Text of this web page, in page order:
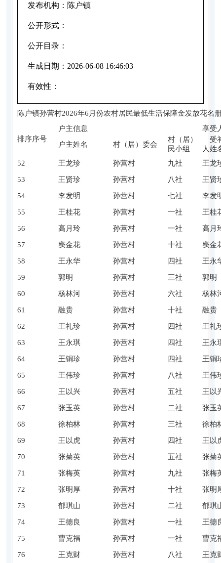
发布机构： 陈户镇
公开形式：
公开目录：
生成日期： 2026-06-08 16:46:03
有效性：
陈户镇孙营村2026年6月份农村居民最低生活保障金发放花名
排序序号
户主信息
享受
户主姓名
村（居）委会
村（居）
民小组
受
人姓
52
王龙珍 孙营村 九社 王龙
53 王贤珍 孙营村 八社 王贤
54 李发明 孙营村 七社 李发
55 王桂花 孙营村 一社 王桂
56 高月玲 孙营村 一社 高月
57 窦金花 孙营村 十社 窦金
58 王永华 孙营村 四社 王永
59 郭明 孙营村 三社 郭明
60 杨林河 孙营村 六社 杨林
61 融贵 孙营村 十社 融贵
62 王礼珍 孙营村 四社 王礼
63 王永琪 孙营村 四社 王永
64 王铜珍 孙营村 四社 王铜
65 王伟珍 孙营村 八社 王伟
66 王以兴 孙营村 五社 王以
67 张玉英 孙营村 二社 张玉
68 徐柏林 孙营村 三社 徐柏
69 王以虎 孙营村 四社 王以
70 张菊英 孙营村 五社 张菊
71 张梅英 孙营村 九社 张梅
72 张明厚 孙营村 十社 张明
73 郁琪山 孙营村 二社 郁琪
74 王德良 孙营村 一社 王德
75 曹克福 孙营村 一社 曹克
76 王克财 孙营村 八社 王克